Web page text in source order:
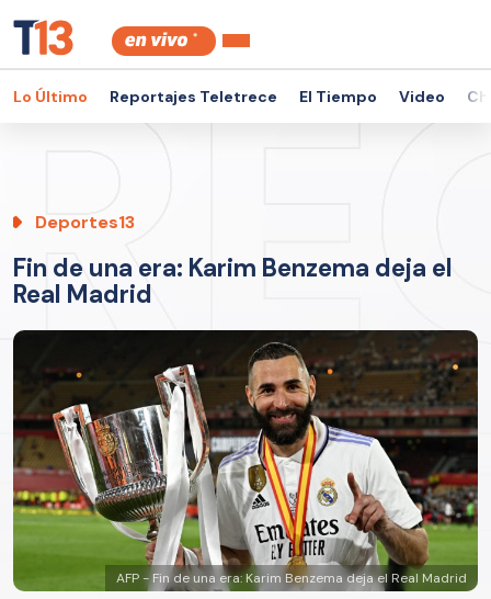
Lo Último Reportajes Teletrece El Tiempo Video
Deportes13
Fin de una era: Karim Benzema deja el
Real Madrid
AFP - Fin de una era: Karim Benzema deja el Real Madrid